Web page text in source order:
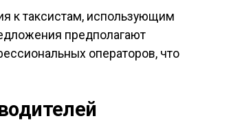
к таксистам, использующим
предполагают
операторов, что